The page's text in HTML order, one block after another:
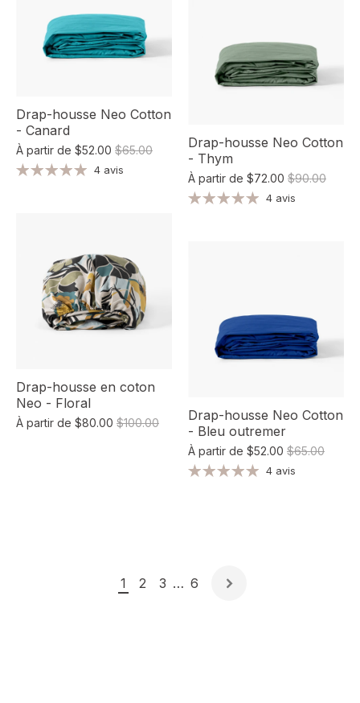
Drap-housse Neo Cotton
- Canard
À partir de $52.00 $65.00
4 avis
Drap-housse en coton
Neo - Floral
À partir de $80.00 $100.00
Drap-housse Neo Cotton
- Thym
À partir de $72.00 $90.00
4 avis
Drap-housse Neo Cotton
- Bleu outremer
À partir de $52.00 $65.00
4 avis
1 2 3 … 6